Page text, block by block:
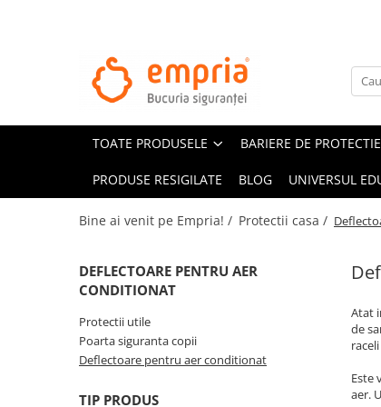
TOATE PRODUSELE
Oferte Protectii Laterale Pat
Bariere protectie pentru pat
Aparatori laterale patut bebe
Sigurante pentru sertare si usi
Kituri de siguranta pentru copii si
Protectii casa
TOATE PRODUSELE BARIERE DE
PRODUSE RESIGILATE BLOG UNIVERSUL
Bine ai venit pe Empria! / Protectii casa /
Atat
de
Este
aer.
DEFLECTOARE PENTRU AER
CONDITIONAT
Protectii utile
Poarta siguranta copii
Deflectoare pentru aer conditionat
TIP PRODUS